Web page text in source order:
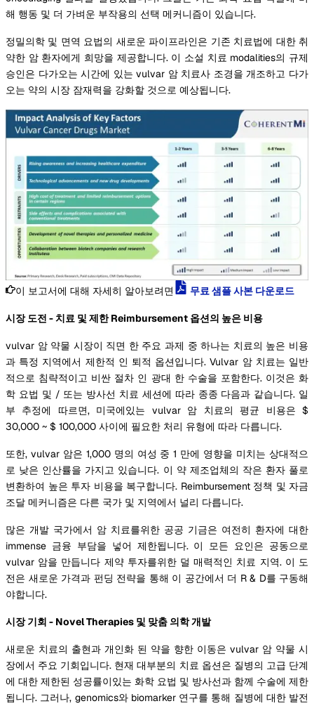
해 행동 및 더 가벼운 부작용의 선택 메커니즘이 있습니다.
정밀의학 및 면역 요법의 새로운 파이프라인은 기존 치료법에 대한 취
약한 암 환자에게 희망을 제공합니다. 이 소설 치료 modalities의 규제
승인은 다가오는 시간에 있는 vulvar 암 치료사 조경을 개조하고 다가
오는 약의 시장 잠재력을 강화할 것으로 예상됩니다.
이 보고서에 대해 자세히 알아보려면 무료 샘플 사본 다운로드
시장 도전 - 치료 및 제한 Reimbursement 옵션의 높은 비용
vulvar 암 약물 시장이 직면 한 주요 과제 중 하나는 치료의 높은 비용
과 특정 지역에서 제한적 인 퇴적 옵션입니다. Vulvar 암 치료는 일반
적으로 침략적이고 비싼 절차 인 광대 한 수술을 포함한다. 이것은 화
학 요법 및 / 또는 방사선 치료 세션에 따라 종종 다음과 같습니다. 일
부 추정에 따르면, 미국에있는 vulvar 암 치료의 평균 비용은 $
30,000 ~ $ 100,000 사이에 필요한 처리 유형에 따라 다릅니다.
또한, vulvar 암은 1,000 명의 여성 중 1 만에 영향을 미치는 상대적으
로 낮은 인산률을 가지고 있습니다. 이 약 제조업체의 작은 환자 풀로
변환하여 높은 투자 비용을 복구합니다. Reimbursement 정책 및 자금
조달 메커니즘은 다른 국가 및 지역에서 널리 다릅니다.
많은 개발 국가에서 암 치료를위한 공공 기금은 여전히 환자에 대한
immense 금융 부담을 넣어 제한됩니다. 이 모든 요인은 공동으로
vulvar 암을 만듭니다 제약 투자를위한 덜 매력적인 치료 지역. 이 도
전은 새로운 가격과 펀딩 전략을 통해 이 공간에서 더 R & D를 구동해
야합니다.
시장 기회 - Novel Therapies 및 맞춤 의학 개발
새로운 치료의 출현과 개인화 된 약을 향한 이동은 vulvar 암 약물 시
장에서 주요 기회입니다. 현재 대부분의 치료 옵션은 질병의 고급 단계
에 대한 제한된 성공률이있는 화학 요법 및 방사선과 함께 수술에 제한
됩니다. 그러나, genomics와 biomarker 연구를 통해 질병에 대한 발전